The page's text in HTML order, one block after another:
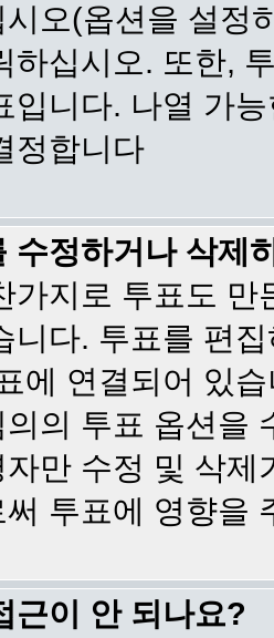
오(옵션을 설정
십시오. 또한,
입니다. 나열 가
정합니다
수정하거나 삭제
가지로 투표도
니다. 투표를 편
에 연결되어 있
의 투표 옵션을
만 수정 및 삭
투표에 영향을
근이 안 되나요?